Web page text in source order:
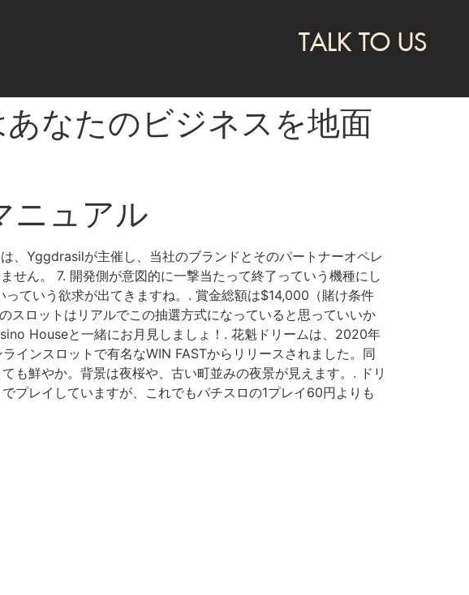
TALK TO US
なたのビジネスを地面
ニュアル
、Yggdrasilが主催し、当社のブランドとそのパートナーオペレ
せん。 7. 開発側が意図的に一撃当たって終了っていう機種にし
ていう欲求が出てきますね。. 賞金総額は$14,000（賭け条件
スロットはリアルでこの抽選方式になっていると思っていいか
Houseと一緒にお月見しましょ！. 花魁ドリームは、2020年
インスロットで有名なWIN FASTからリリースされました。同
も鮮やか。背景は夜桜や、古い町並みの夜景が見えます。. ドリ
プレイしていますが、これでもパチスロの1プレイ60円よりも